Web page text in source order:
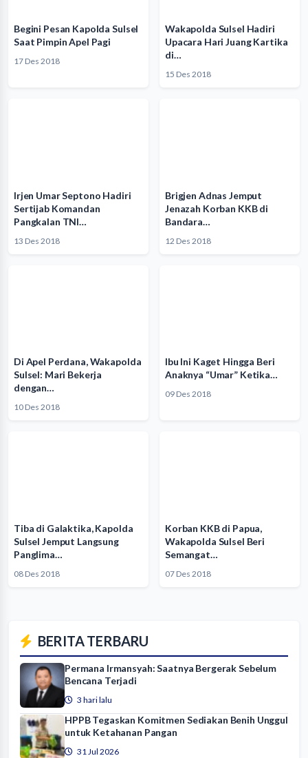
Begini Pesan Kapolda Sulsel
Saat Pimpin Apel Pagi
17 Des 2018
Wakapolda Sulsel Hadiri
Upacara Hari Juang Kartika
di…
15 Des 2018
Irjen Umar Septono Hadiri
Sertijab Komandan
Pangkalan TNI…
13 Des 2018
Brigjen Adnas Jemput
Jenazah Korban KKB di
Bandara…
12 Des 2018
Di Apel Perdana, Wakapolda
Sulsel: Mari Bekerja
dengan…
10 Des 2018
Ibu Ini Kaget Hingga Beri
Anaknya “Umar” Ketika…
09 Des 2018
Tiba di Galaktika, Kapolda
Sulsel Jemput Langsung
Panglima…
08 Des 2018
Korban KKB di Papua,
Wakapolda Sulsel Beri
Semangat…
07 Des 2018
BERITA TERBARU
Permana Irmansyah: Saatnya Bergerak Sebelum
Bencana Terjadi
3 hari lalu
HPPB Tegaskan Komitmen Sediakan Benih Unggul
untuk Ketahanan Pangan
31 Jul 2026